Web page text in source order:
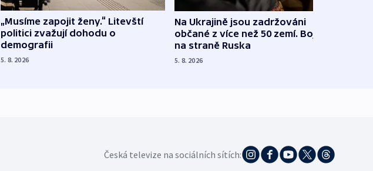
„Musíme zapojit ženy.“ Litevští
politici zvažují dohodu o
demografii
5. 8. 2026
Na Ukrajině jsou zadržováni
občané z více než 50 zemí. Bojovali
na straně Ruska
5. 8. 2026
Česká televize na sociálních sítích: